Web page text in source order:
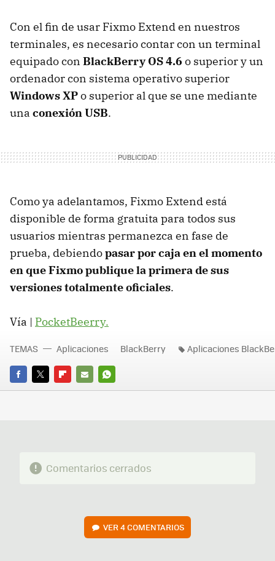
Con el fin de usar Fixmo Extend en nuestros
terminales, es necesario contar con un terminal
equipado con BlackBerry OS 4.6 o superior y un
ordenador con sistema operativo superior
Windows XPo superior al que se une mediante
una conexión USB.
Como ya adelantamos, Fixmo Extend está
disponible de forma gratuita para todos sus
usuarios mientras permanezca en fase de
prueba, debiendopasar por caja en el momento
en que Fixmo publique la primera de sus
versiones totalmente oficiales.
Vía | PocketBeerry.
FACEBOOK
TWITTERFLIPBOARD
E-
WHATSAPP
TEMAS Aplicaciones BlackBerry Aplicaciones
Comentarios cerrados
VER4 COMENTARIOS